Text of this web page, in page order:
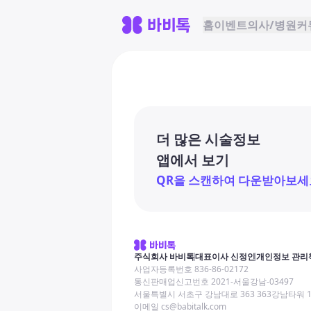
홈이벤트의사/병원커
더 많은 시술정보
앱에서 보기
QR을 스캔하여 다운받아보세
주식회사 바비톡대표이사 신정인개인정보 관리
사업자등록번호 836-86-02172
통신판매업신고번호 2021-서울강남-03497
서울특별시 서초구 강남대로 363 363강남타워
이메일 cs@babitalk.com